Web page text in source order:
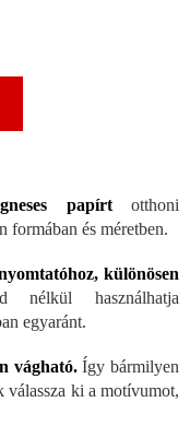
papírt
otthoni
formában és méretben.
különösen
használhatja
egyaránt.
vágható.Így bármilyen
válassza ki a motívumot,